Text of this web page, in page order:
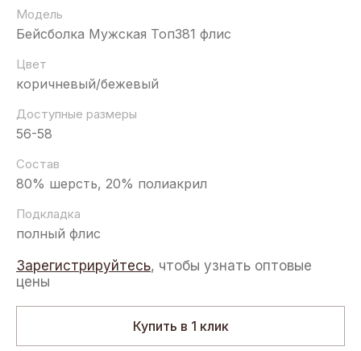
Модель
Бейсболка Мужская Топ381 флис
Цвет
коричневый/бежевый
Доступные размеры
56-58
Состав
80% шерсть, 20% полиакрил
Подкладка
полный флис
Зарегистрируйтесь, чтобы узнать оптовые
цены
Купить в 1 клик